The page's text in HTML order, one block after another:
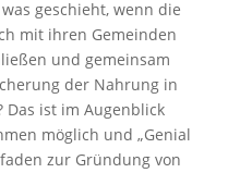
geschieht, wenn die
mit ihren Gemeinden
und gemeinsam
der Nahrung in
ist im Augenblick
möglich und „Genial
zur Gründung von